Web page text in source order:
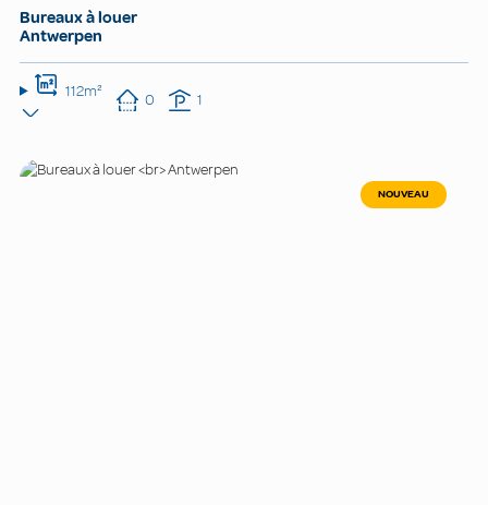
Bureaux à louer
Antwerpen
112m² 0 1
NOUVEAU